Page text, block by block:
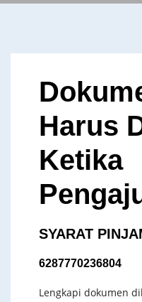
Harus
Ketika
SYARAT
6287770236804
Lengkapi dokumen